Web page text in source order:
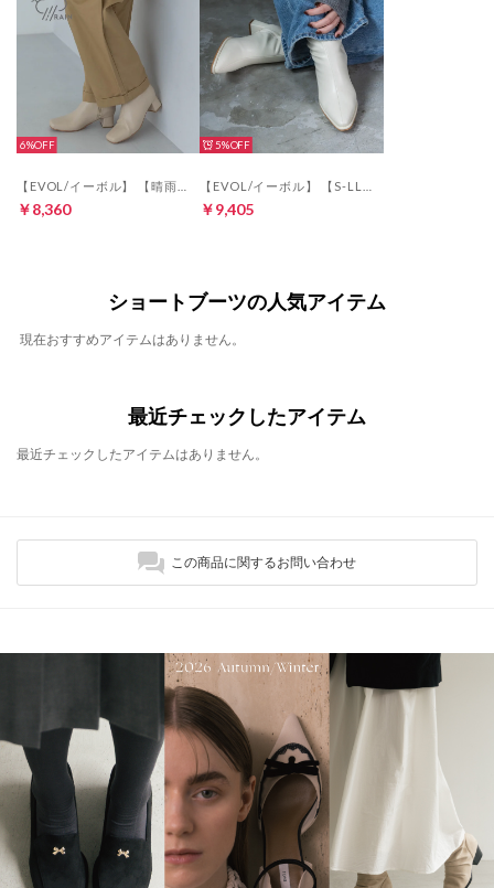
6%
￥8,360
5%
￥9,405
ショートブーツの人気アイテム
現在おすすめアイテムはありません。
最近チェックしたアイテム
最近チェックしたアイテムはありません。
この商品に関するお問い合わせ